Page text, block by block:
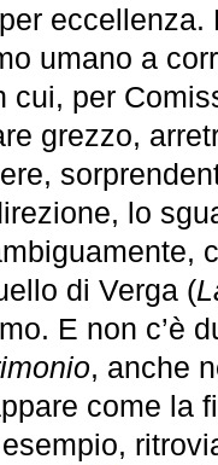
umano a
cui, per
grezzo,
lo
di Verga (
E non c’è
, anche
come la